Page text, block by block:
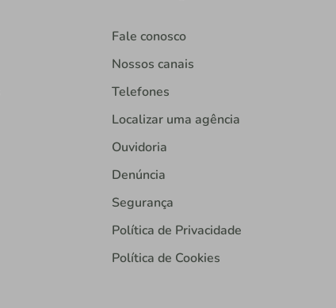
Fale conosco
Nossos canais
Telefones
Localizar uma agência
Ouvidoria
Denúncia
Segurança
Política de Privacidade
Política de Cookies